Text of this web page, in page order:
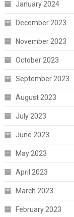
January 2024
December 2023
November 2023
October 2023
September 2023
August 2023
July 2023
June 2023
May 2023
April 2023
March 2023
February 2023